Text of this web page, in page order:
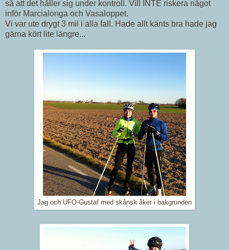
så att det håller sig under kontroll. Vill INTE riskera något
inför Marcialonga och Vasaloppet.
Vi var ute drygt 3 mil i alla fall. Hade allt känts bra hade jag
gärna kört lite längre...
Jag och UFO-Gustaf med skånsk åker i bakgrunden